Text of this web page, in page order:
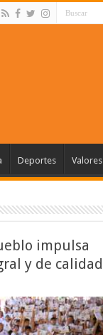
Deportes Valores
impulsa
y de calidad